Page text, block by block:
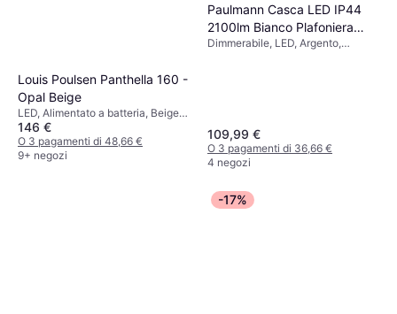
Louis Poulsen Panthella 160 -
Opal Beige
LED, Alimentato a batteria, Beige,
Plastica, Classe IP: IP44
146 €
O 3 pagamenti di 48,66 €
9+ negozi
Paulmann Casca LED IP44
2100lm Bianco Plafoniera
40cm
Dimmerabile, LED, Argento,
109,99 €
O 3 pagamenti di 36,66 €
4 negozi
-17%